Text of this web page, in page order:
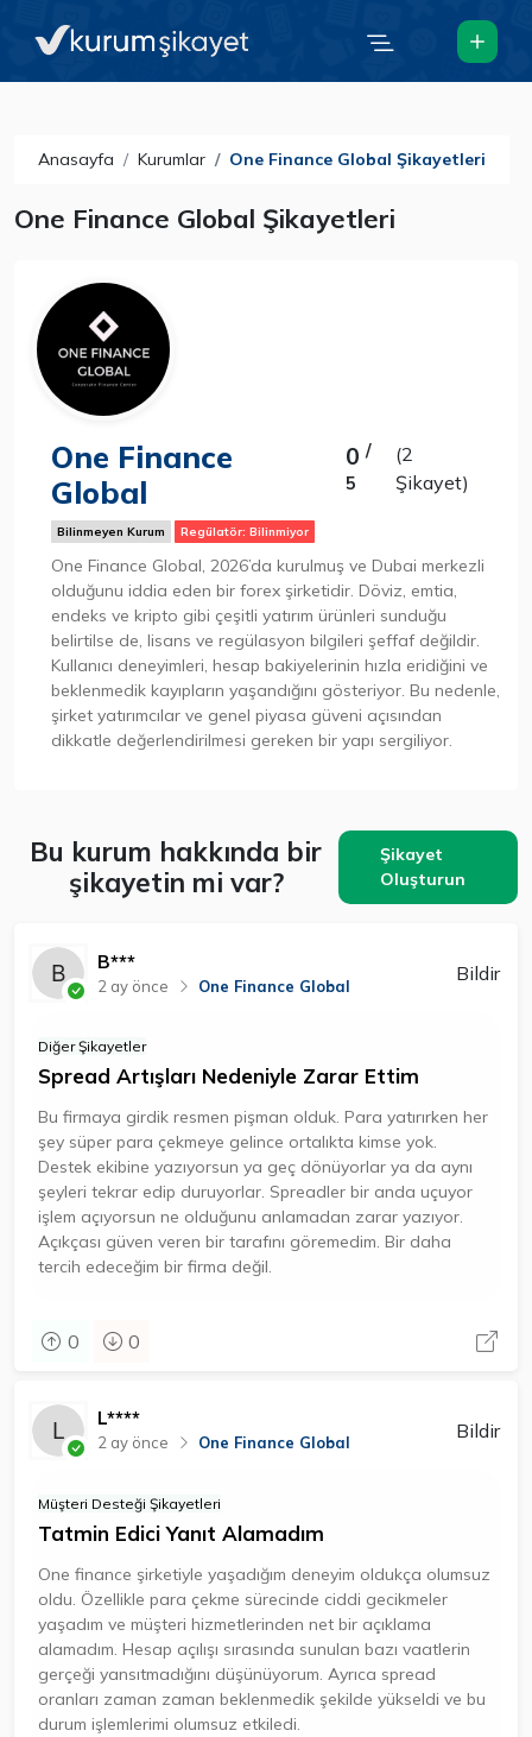
Anasayfa Kurumlar One Finance Global Şikayetleri
One Finance Global Şikayetleri
One Finance
Global
0/
5
(2
Şikayet)
Bilinmeyen Kurum Regülatör: Bilinmiyor
One Finance Global, 2026’da kurulmuş ve Dubai merkezli
olduğunu iddia eden bir forex şirketidir. Döviz, emtia,
endeks ve kripto gibi çeşitli yatırım ürünleri sunduğu
belirtilse de, lisans ve regülasyon bilgileri şeffaf değildir.
Kullanıcı deneyimleri, hesap bakiyelerinin hızla eridiğini ve
beklenmedik kayıpların yaşandığını gösteriyor. Bu nedenle,
şirket yatırımcılar ve genel piyasa güveni açısından
dikkatle değerlendirilmesi gereken bir yapı sergiliyor.
Bu kurum hakkında bir
şikayetin mi var?
Şikayet
Oluşturun
B***
2 ay önce One Finance Global
Bildir
Diğer Şikayetler
Spread Artışları Nedeniyle Zarar Ettim
Bu firmaya girdik resmen pişman olduk. Para yatırırken her
şey süper para çekmeye gelince ortalıkta kimse yok.
Destek ekibine yazıyorsun ya geç dönüyorlar ya da aynı
şeyleri tekrar edip duruyorlar. Spreadler bir anda uçuyor
işlem açıyorsun ne olduğunu anlamadan zarar yazıyor.
Açıkçası güven veren bir tarafını göremedim. Bir daha
tercih edeceğim bir firma değil.
0 0
L****
2 ay önce One Finance Global
Bildir
Müşteri Desteği Şikayetleri
Tatmin Edici Yanıt Alamadım
One finance şirketiyle yaşadığım deneyim oldukça olumsuz
oldu. Özellikle para çekme sürecinde ciddi gecikmeler
yaşadım ve müşteri hizmetlerinden net bir açıklama
alamadım. Hesap açılışı sırasında sunulan bazı vaatlerin
gerçeği yansıtmadığını düşünüyorum. Ayrıca spread
oranları zaman zaman beklenmedik şekilde yükseldi ve bu
durum işlemlerimi olumsuz etkiledi.